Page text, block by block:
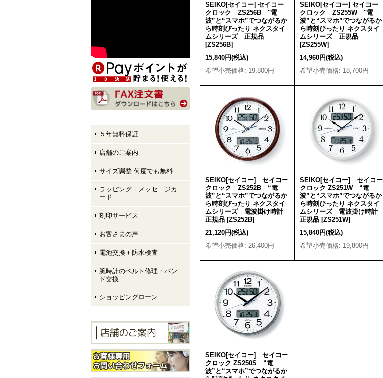
n ES9495-59E LIGHT in BL
ACK Eco-Drive 50th Anniver
sary Edition レディースモデ
ル 入荷しました！
５年無料保証
店舗のご案内
サイズ調整 何度でも無料
ラッピング・メッセージカ
ード
刻印サービス
お客さまの声
電池交換＋防水検査
腕時計のベルト修理・バン
ド交換
ショッピングローン
SEIKO[セイコー] セイコー
クロック ZS256B "電
波”と“スマホ”でつながるか
ら時刻ぴったり ネクスタイ
ムシリーズ 正規品
[ZS256B]
15,840円(税込)
希望小売価格: 19,800円
SEIKO[セイコー] セイコー
クロック ZS255W "電
波”と“スマホ”でつながるか
ら時刻ぴったり ネクスタイ
ムシリーズ 正規品
[ZS255W]
14,960円(税込)
希望小売価格: 18,700円
SEIKO[セイコー] セイコー
クロック ZS252B “電
波”と“スマホ”でつながるか
ら時刻ぴったり ネクスタイ
ムシリーズ 電波掛け時計
正規品 [ZS252B]
21,120円(税込)
希望小売価格: 26,400円
SEIKO[セイコー] セイコー
クロック ZS251W “電
波”と“スマホ”でつながるか
ら時刻ぴったり ネクスタイ
ムシリーズ 電波掛け時計
正規品 [ZS251W]
15,840円(税込)
希望小売価格: 19,800円
SEIKO[セイコー] セイコー
クロック ZS250S “電
波”と“スマホ”でつながるか